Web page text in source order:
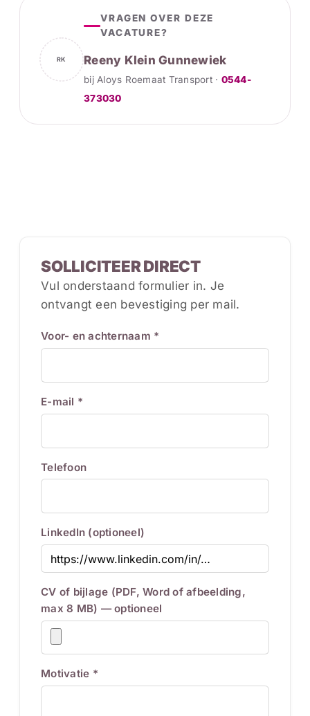
RK
VRAGEN OVER DEZE
VACATURE?
Reeny Klein Gunnewiek
bij Aloys Roemaat Transport · 0544-
373030
SOLLICITEER DIRECT
Vul onderstaand formulier in. Je
ontvangt een bevestiging per mail.
Voor- en achternaam *
E-mail *
Telefoon
LinkedIn (optioneel)
CV of bijlage (PDF, Word of afbeelding,
max 8 MB) — optioneel
Motivatie *